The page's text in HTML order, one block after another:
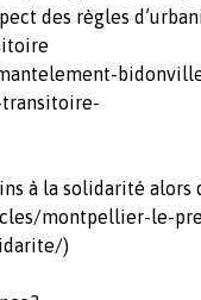
des règles
à la solidarité alors
montpellier-le-
)